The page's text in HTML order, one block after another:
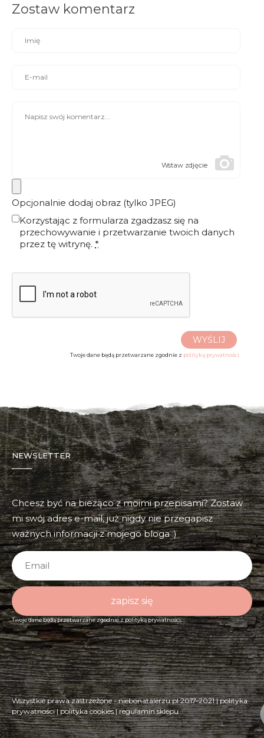
Zostaw komentarz
Wstaw zdjęcie
Opcjonalnie dodaj obraz (tylko JPEG)
Korzystając z formularza zgadzasz się na
przechowywanie i przetwarzanie twoich danych
przez tę witrynę. *
WYŚLIJ
Twoje dane będą przetwarzane zgodnie z polityką prywatności.
NEWSLETTER
Chcesz być na bieżąco z moimi przepisami? Zostaw
mi swój adres e-mail, już nigdy nie przegapisz
ważnych informacji z mojego bloga :)
zapisz się
Twoje dane będą przetwarzane zgodnie zpolityką prywatności.
Wszystkie prawa zastrzeżone - niebonatalerzu.pl 2017-2021 |polityka
prywatności|polityka cookies|regulamin sklepu